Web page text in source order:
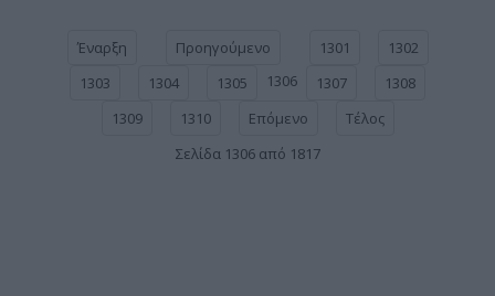
Έναρξη Προηγούμενο 1301
1302
1303
1304 1305 1306 1307
1308
1309
1310 Επόμενο
Τέλος
Σελίδα 1306 από 1817